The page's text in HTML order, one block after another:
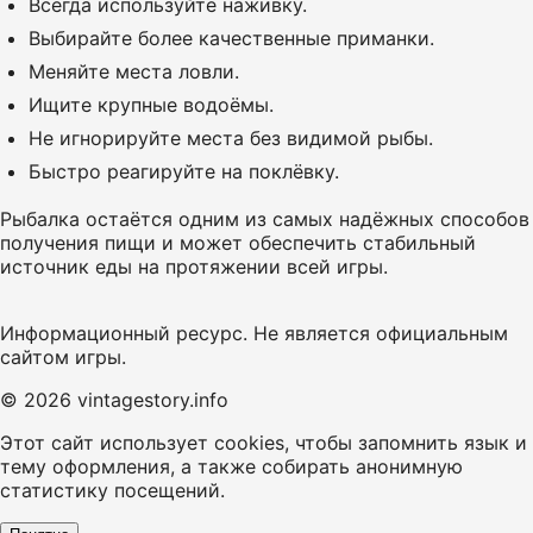
Выбирайте более качественные приманки.
Меняйте места ловли.
Ищите крупные водоёмы.
Не игнорируйте места без видимой рыбы.
Быстро реагируйте на поклёвку.
Рыбалка остаётся одним из самых надёжных способов
получения пищи и может обеспечить стабильный
источник еды на протяжении всей игры.
Информационный ресурс. Не является официальным
сайтом игры.
© 2026 vintagestory.info
Этот сайт использует cookies, чтобы запомнить язык и
тему оформления, а также собирать анонимную
статистику посещений.